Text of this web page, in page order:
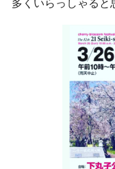
多くいらっしゃると